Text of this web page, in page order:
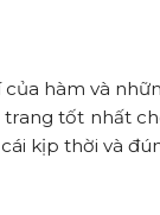
hàm và
tốt nhất
kịp thời và